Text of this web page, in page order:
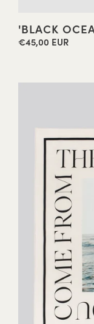
'BLACK
Precio
€45,00 EUR